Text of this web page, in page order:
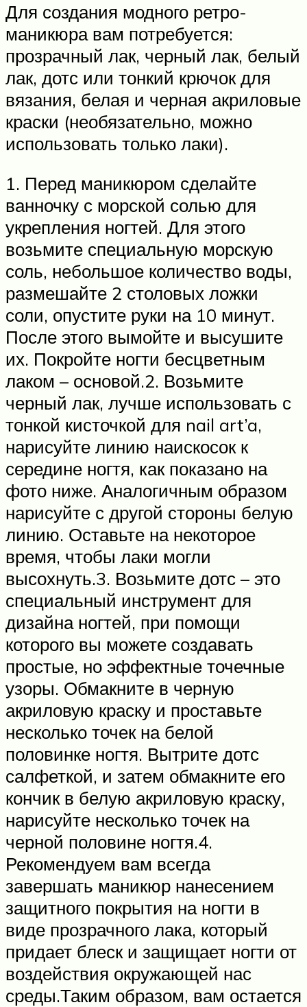
Для создания модного ретро-
маникюра вам потребуется:
прозрачный лак, черный лак, белый
лак, дотс или тонкий крючок для
вязания, белая и черная акриловые
краски (необязательно, можно
использовать только лаки).
1. Перед маникюром сделайте
ванночку с морской солью для
укрепления ногтей. Для этого
возьмите специальную морскую
соль, небольшое количество воды,
размешайте 2 столовых ложки
соли, опустите руки на 10 минут.
После этого вымойте и высушите
их. Покройте ногти бесцветным
лаком – основой.2. Возьмите
черный лак, лучше использовать с
тонкой кисточкой для nail art’a,
нарисуйте линию наискосок к
середине ногтя, как показано на
фото ниже. Аналогичным образом
нарисуйте с другой стороны белую
линию. Оставьте на некоторое
время, чтобы лаки могли
высохнуть.3. Возьмите дотс – это
специальный инструмент для
дизайна ногтей, при помощи
которого вы можете создавать
простые, но эффектные точечные
узоры. Обмакните в черную
акриловую краску и проставьте
несколько точек на белой
половинке ногтя. Вытрите дотс
салфеткой, и затем обмакните его
кончик в белую акриловую краску,
нарисуйте несколько точек на
черной половине ногтя.4.
Рекомендуем вам всегда
завершать маникюр нанесением
защитного покрытия на ногти в
виде прозрачного лака, который
придает блеск и защищает ногти от
воздействия окружающей нас
среды.Таким образом, вам остается